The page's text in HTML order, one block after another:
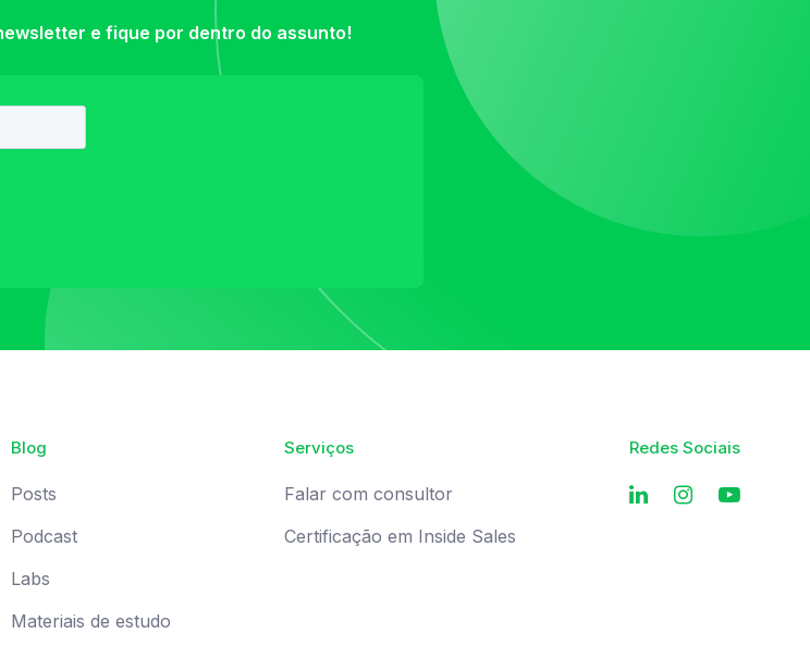
e fique por dentro do assunto!
Blog
Posts
Podcast
Labs
Materiais de estudo
Serviços
Falar com consultor
Certificação em Inside Sales
Redes Sociais